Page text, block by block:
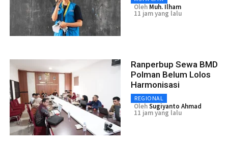
Oleh Muh. Ilham
11 jam yang lalu
Ranperbup Sewa BMD
Polman Belum Lolos
Harmonisasi
REGIONAL
OlehSugiyanto Ahmad
11 jam yang lalu